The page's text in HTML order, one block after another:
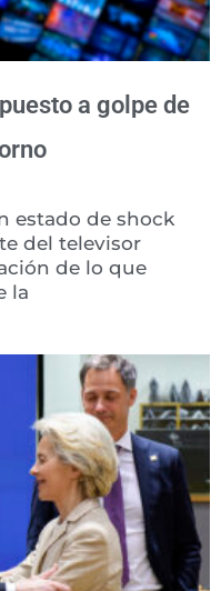
a golpe de
estado de shock
del televisor
de lo que
la